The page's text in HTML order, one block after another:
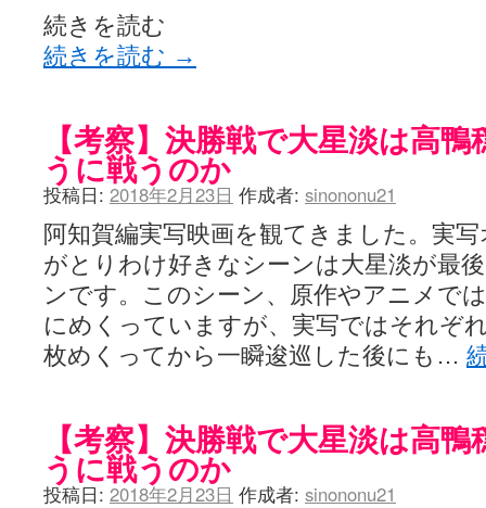
続きを読む
続きを読む →
【考察】決勝戦で大星淡は高
うに戦うのか
投稿日: 2018年2月23日 作成者: sinononu21
阿知賀編実写映画を観てきました。実
がとりわけ好きなシーンは大星淡が最
ンです。このシーン、原作やアニメで
にめくっていますが、実写ではそれぞ
枚めくってから一瞬逡巡した後にも…
【考察】決勝戦で大星淡は高
うに戦うのか
投稿日: 2018年2月23日 作成者: sinononu21